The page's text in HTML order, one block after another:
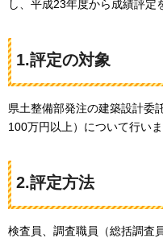
し、平成23年度から成績評定
1.評定の対象
県土整備部発注の建築設計委
100万円以上）について行いま
2.評定方法
検査員、調査職員（総括調査